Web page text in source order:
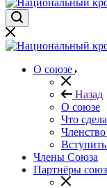
О союзе
Назад
О союзе
Что
Члены Союза
Партнёры